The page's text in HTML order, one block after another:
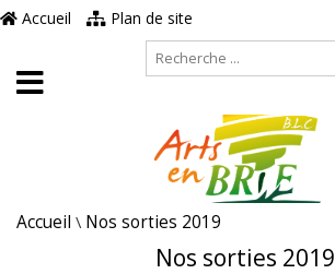
Accueil Plan de site
Accueil \ Nos sorties 2019
Nos sorties 2019